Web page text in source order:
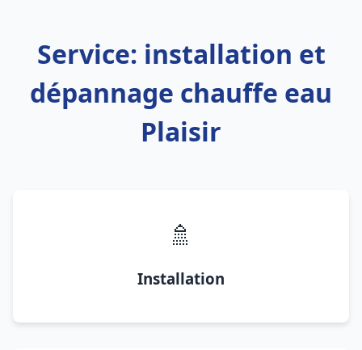
Service: installation et
dépannage chauffe eau
Plaisir
🚿
Installation